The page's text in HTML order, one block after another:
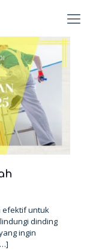
efektif untuk
dinding
ingin